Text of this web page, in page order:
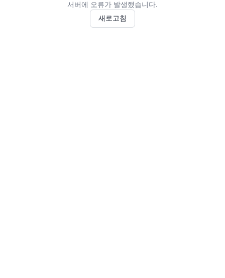
서버에 오류가 발생했습니다.
새로고침